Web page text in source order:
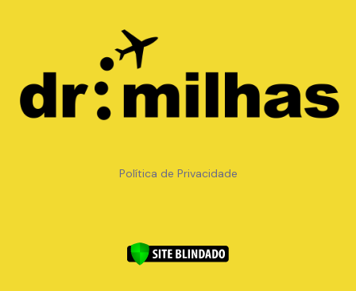
Política de Privacidade